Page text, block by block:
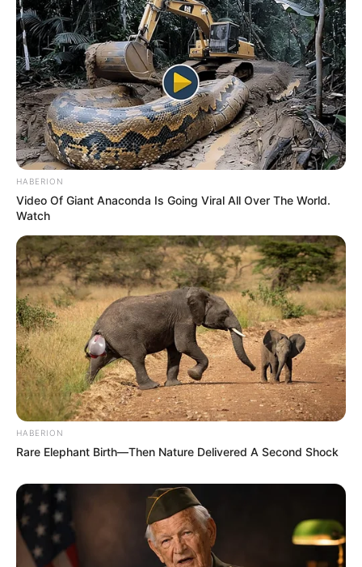
HABERION
Video Of Giant Anaconda Is Going Viral All Over The World.
Watch
HABERION
Rare Elephant Birth—Then Nature Delivered A Second Shock